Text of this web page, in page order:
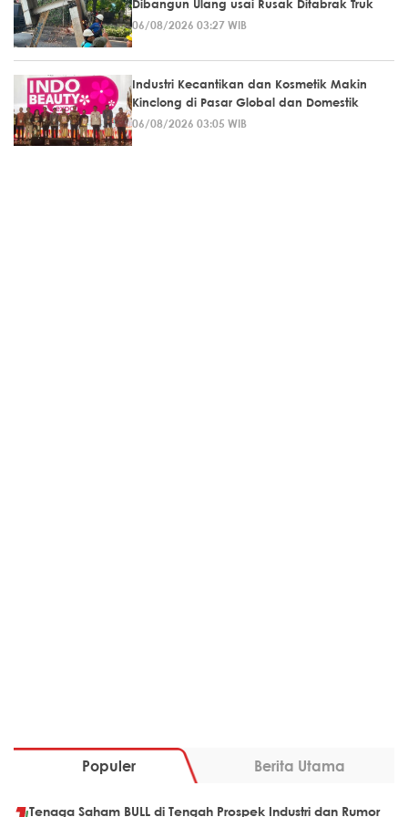
Dibangun Ulang usai Rusak Ditabrak Truk
06/08/2026 03:27 WIB
Industri Kecantikan dan Kosmetik Makin
Kinclong di Pasar Global dan Domestik
06/08/2026 03:05 WIB
Populer Berita Utama
Tenaga Saham BULL di Tengah Prospek Industri dan Rumor